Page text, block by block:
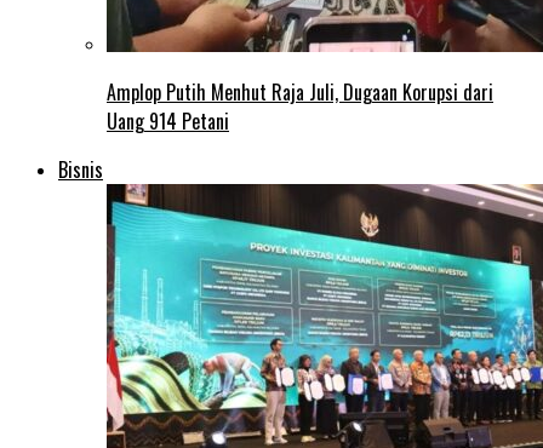
Amplop Putih Menhut Raja Juli, Dugaan Korupsi dari
Uang 914 Petani
Bisnis